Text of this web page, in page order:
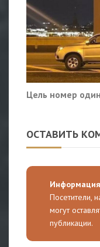
Цель номер один
ОСТАВИТЬ
Информация
Посетители,
могут
публикации.